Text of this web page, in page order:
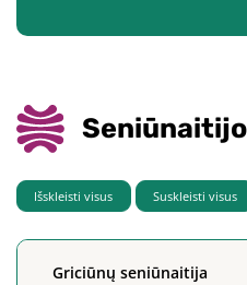
Išskleisti visus Suskleisti visus
Griciūnų seniūnaitija